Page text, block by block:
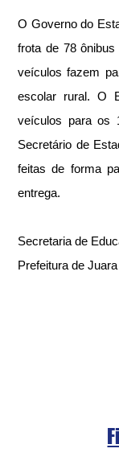
O Governo do
frota de 78
veículos fazem
escolar rural. O
veículos para os
Secretário de
feitas de forma
entrega.
Secretaria de
Prefeitura de Juara